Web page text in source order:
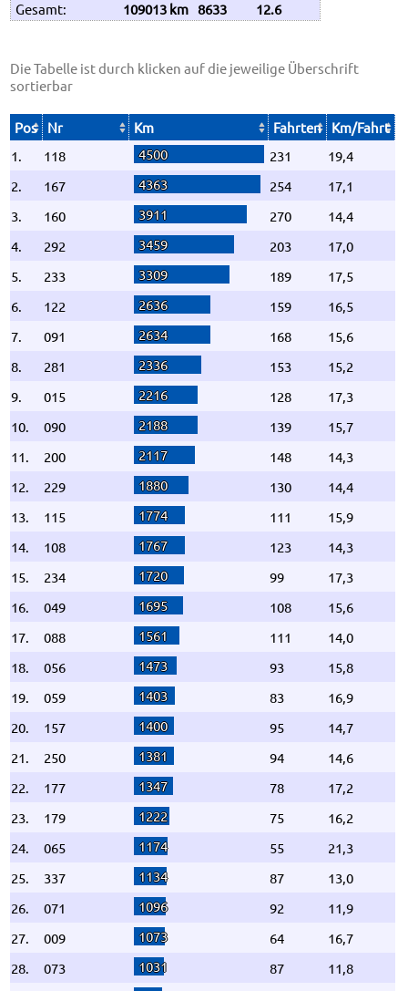
Gesamt:
109013 km 8633 12.6
Die Tabelle ist durch klicken auf die jeweilige Überschrift
sortierbar
Pos Nr Km Fahrten
Km/Fahrt
1.
118 4500 231
19,4
2.
167 4363 254
17,1
3.
160 3911 270
14,4
4.
292 3459 203
17,0
5.
233 3309 189
17,5
6.
122 2636 159
16,5
7.
091 2634 168
15,6
8.
281 2336 153
15,2
9.
015 2216 128
17,3
10.
090 2188 139
15,7
11.
200 2117 148
14,3
12.
229 1880 130
14,4
13.
115 1774 111
15,9
14.
108 1767 123
14,3
15.
234 1720 99
17,3
16.
049 1695 108
15,6
17.
088 1561 111
14,0
18.
056 1473 93
15,8
19.
059 1403 83
16,9
20.
157 1400 95
14,7
21.
250 1381 94
14,6
22.
177 1347 78
17,2
23.
179 1222 75
16,2
24.
065 1174 55
21,3
25.
337 1134 87
13,0
26.
071 1096 92
11,9
27.
009 1073 64
16,7
28.
073 1031 87
11,8